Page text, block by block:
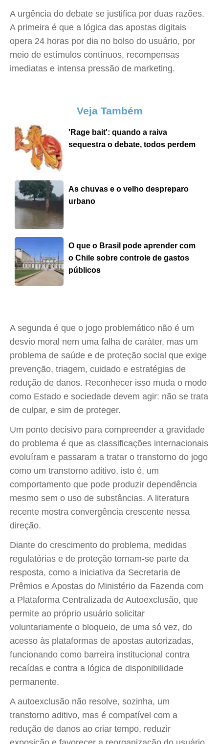
A urgência do debate se justifica por duas razões.
A primeira é que a lógica das apostas digitais
opera 24 horas por dia no bolso do usuário, por
meio de estímulos contínuos, recompensas
imediatas e intensa pressão de marketing.
Veja Também
'Rage bait': quando a raiva
sequestra o debate, todos perdem
As chuvas e o velho despreparo
urbano
O que o Brasil pode aprender com
o Chile sobre controle de gastos
públicos
A segunda é que o jogo problemático não é um
desvio moral nem uma falha de caráter, mas um
problema de saúde e de proteção social que exige
prevenção, triagem, cuidado e estratégias de
redução de danos. Reconhecer isso muda o modo
como Estado e sociedade devem agir: não se trata
de culpar, e sim de proteger.
Um ponto decisivo para compreender a gravidade
do problema é que as classificações internacionais
evoluíram e passaram a tratar o transtorno do jogo
como um transtorno aditivo, isto é, um
comportamento que pode produzir dependência
mesmo sem o uso de substâncias. A literatura
recente mostra convergência crescente nessa
direção.
Diante do crescimento do problema, medidas
regulatórias e de proteção tornam-se parte da
resposta, como a iniciativa da Secretaria de
Prêmios e Apostas do Ministério da Fazenda com
a Plataforma Centralizada de Autoexclusão, que
permite ao próprio usuário solicitar
voluntariamente o bloqueio, de uma só vez, do
acesso às plataformas de apostas autorizadas,
funcionando como barreira institucional contra
recaídas e contra a lógica de disponibilidade
permanente.
A autoexclusão não resolve, sozinha, um
transtorno aditivo, mas é compatível com a
redução de danos ao criar tempo, reduzir